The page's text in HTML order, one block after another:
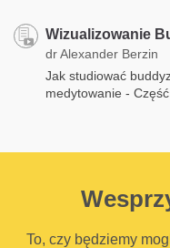
Wizualizowanie
dr Alexander Berzin
Jak studiować
medytowanie -
To, czy będziemy